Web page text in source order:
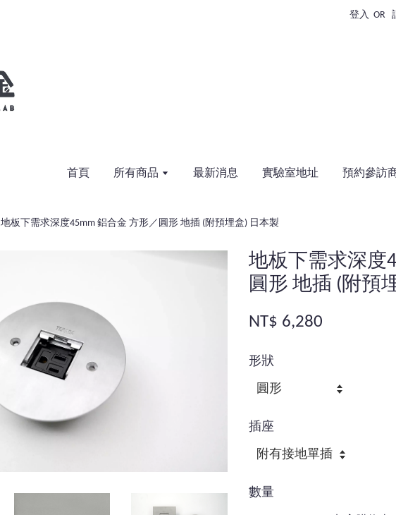
登入 OR
首頁 所有商品 最新消息 實驗室地址 預約參訪
地板下需求深度45mm 鋁合金 方形／圓形 地插 (附預埋盒) 日本製
地板下需求深度
圓形 地插 (附預
NT$ 6,280
形狀
插座
數量